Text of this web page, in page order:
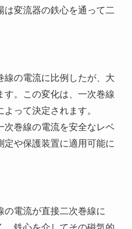
は変流器の鉄心を通って二
線の電流に比例したが、大
す。この変化は、一次巻線
って決定されます。
次巻線の電流を安全なレベ
定や保護装置に適用可能に
の電流が直接二次巻線に